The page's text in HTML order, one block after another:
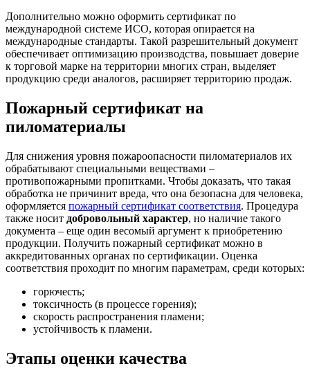
Дополнительно можно оформить сертификат по
международной системе ИСО, которая опирается на
международные стандарты. Такой разрешительный документ
обеспечивает оптимизацию производства, повышает доверие
к торговой марке на территории многих стран, выделяет
продукцию среди аналогов, расширяет территорию продаж.
Пожарный сертификат на
пиломатериалы
Для снижения уровня пожароопасности пиломатериалов их
обрабатывают специальными веществами –
противопожарными пропитками. Чтобы доказать, что такая
обработка не причинит вреда, что она безопасна для человека,
оформляется пожарный сертификат соответствия. Процедура
также носит добровольный характер, но наличие такого
документа – еще один весомый аргумент к приобретению
продукции. Получить пожарный сертификат можно в
аккредитованных органах по сертификации. Оценка
соответствия проходит по многим параметрам, среди которых:
горючесть;
токсичность (в процессе горения);
скорость распространения пламени;
устойчивость к пламени.
Этапы оценки качества